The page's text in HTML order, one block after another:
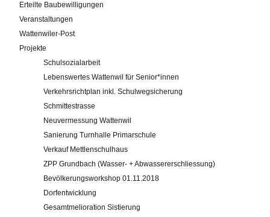
Verwaltung
Online-Service
Impressum
Erteilte Baubewilligungen
Veranstaltungen
Wattenwiler-Post
Projekte
Schulsozialarbeit
Lebenswertes Wattenwil für Senior*innen
Verkehrsrichtplan inkl. Schulwegsicherung
Schmittestrasse
Neuvermessung Wattenwil
Sanierung Turnhalle Primarschule
Verkauf Mettlenschulhaus
ZPP Grundbach (Wasser- + Abwassererschliessung)
Bevölkerungsworkshop 01.11.2018
Dorfentwicklung
Gesamtmelioration Sistierung